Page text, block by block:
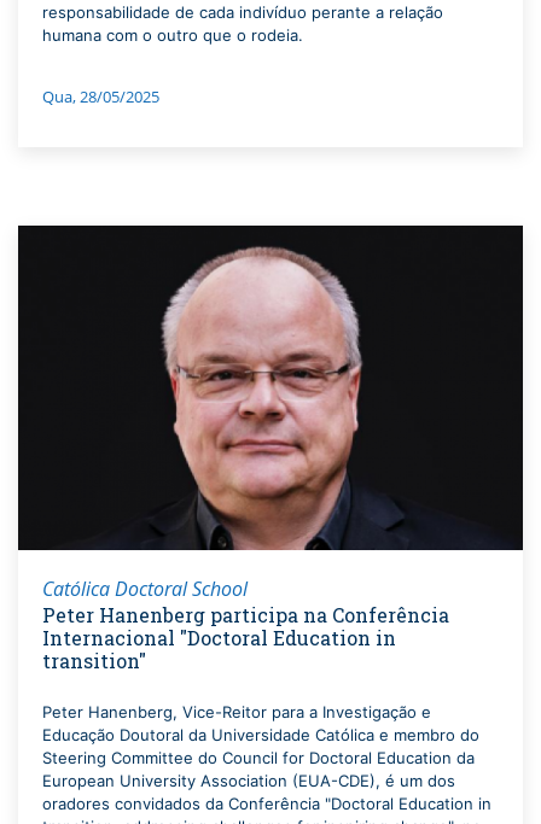
responsabilidade de cada indivíduo perante a relação
humana com o outro que o rodeia.
Qua, 28/05/2025
Católica Doctoral School
Peter Hanenberg participa na Conferência
Internacional "Doctoral Education in
transition"
Peter Hanenberg, Vice-Reitor para a Investigação e
Educação Doutoral da Universidade Católica e membro do
Steering Committee do Council for Doctoral Education da
European University Association (EUA-CDE), é um dos
oradores convidados da Conferência "Doctoral Education in